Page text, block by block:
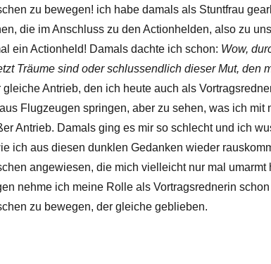
zu bewegen! ich habe damals als Stuntfrau
die im Anschluss zu den Actionhelden, also zu
ein Actionheld! Damals dachte ich schon: Wow,
Träume sind oder schlussendlich dieser Mut, den
gleiche Antrieb, den ich heute auch als
Flugzeugen springen, aber zu sehen, was ich mit
Antrieb. Damals ging es mir so schlecht und ich
ich aus diesen dunklen Gedanken wieder
angewiesen, die mich vielleicht nur mal umarmt
nehme ich meine Rolle als Vortragsrednerin schon
zu bewegen, der gleiche geblieben.